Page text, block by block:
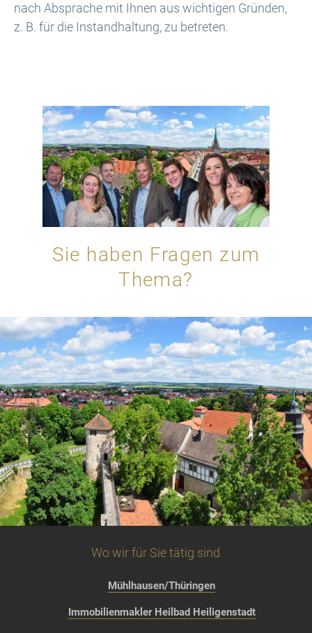
nach Absprache mit Ihnen aus wichtigen Gründen,
z. B. für die Instandhaltung, zu betreten.
Sie haben Fragen zum
Thema?
Wo wir für Sie tätig sind
Mühlhausen/Thüringen
Immobilienmakler Heilbad Heiligenstadt